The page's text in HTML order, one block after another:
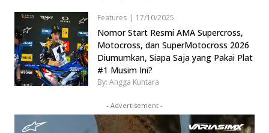
Features | 17/10/2025
Nomor Start Resmi AMA Supercross,
Motocross, dan SuperMotocross 2026
Diumumkan, Siapa Saja yang Pakai Plat
#1 Musim Ini?
By: Angga Kuntara
- Advertisement -